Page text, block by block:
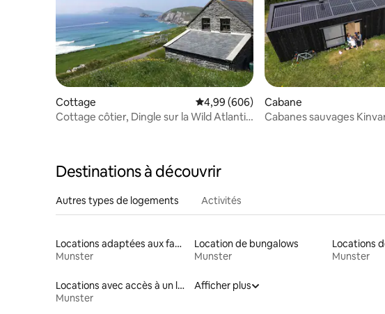
Cottage Évaluation moyenne sur la base de
4,99 (606)
Cottage côtier, Dingle sur la Wild Atlantic
Cabane
Cabanes sauvages
Destinations à découvrir
Autres types de logements Activités
Locations adaptées aux familles
Munster
Location de bungalows
Munster
Locations
Munster
Locations avec accès à un lac
Munster
Afficher plus